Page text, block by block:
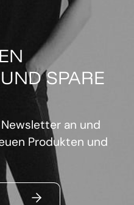
SPARE
an und
Produkten und
ABSENDEN